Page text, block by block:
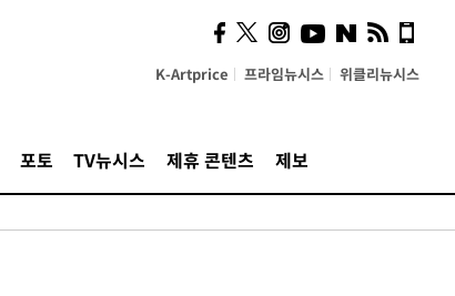
K-Artprice 프라임뉴시스 위클리뉴시스
포토 TV뉴시스 제휴 콘텐츠 제보
시, 스마트폰 액세서리에
NFC 더했다